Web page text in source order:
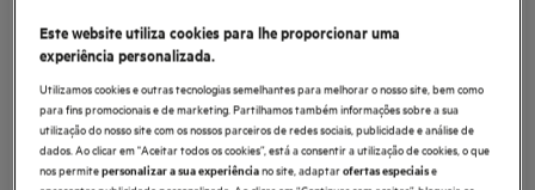
Este website utiliza cookies para lhe proporcionar uma
experiência personalizada.
Utilizamos cookies e outras tecnologias semelhantes para melhorar o nosso site, bem como
para fins promocionais e de marketing. Partilhamos também informações sobre a sua
utilização do nosso site com os nossos parceiros de redes sociais, publicidade e análise de
dados. Ao clicar em "Aceitar todos os cookies”, está a consentir a utilização de cookies, o que
nos permitepersonalizar a sua experiênciano site, adaptarofertas especiaise